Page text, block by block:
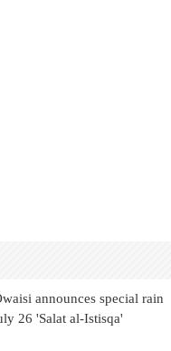
announces special rain
26 'Salat al-Istisqa'